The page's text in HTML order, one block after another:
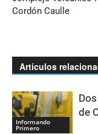
Cordón Caulle
Artículos
Informando
Primero
de